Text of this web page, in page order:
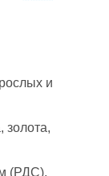
и
золота,
(РДС),